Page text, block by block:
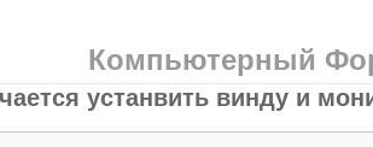
Компьютерный
устанвить винду и